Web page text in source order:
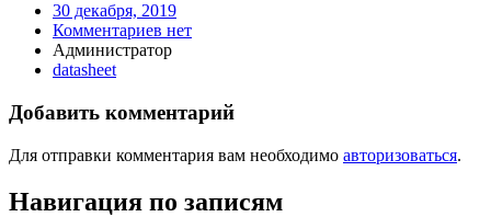
30 декабря, 2019
Комментариев нет
Администратор
datasheet
Добавить комментарий
Для отправки комментария вам необходимо авторизоваться.
Навигация по записям